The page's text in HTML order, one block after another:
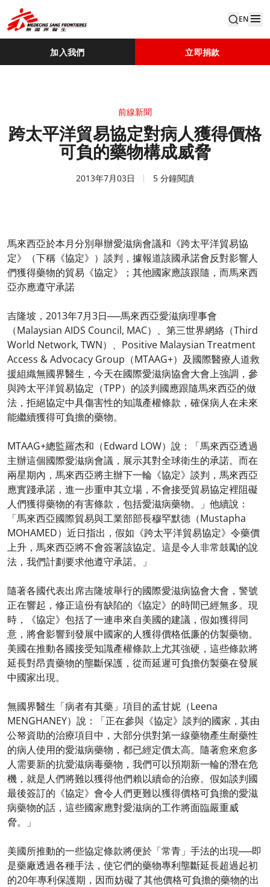
EN
加入我們 立即捐款
前線新聞
跨太平洋貿易協定對病人獲得價格
可負的藥物構成威脅
2013年7月03日 5 分鐘閱讀
馬來西亞於本月分別舉辦愛滋病會議和《跨太平洋貿易協
定》（下稱《協定》）談判，據報道該國承諾會反對影響人
們獲得藥物的貿易《協定》；其他國家應該跟隨，而馬來西
亞亦應遵守承諾
吉隆坡，2013年7月3日──馬來西亞愛滋病理事會
（Malaysian AIDS Council, MAC）、第三世界網絡（Third
World Network, TWN）、Positive Malaysian Treatment
Access & Advocacy Group（MTAAG+）及國際醫療人道救
援組織無國界醫生，今天在國際愛滋病協會大會上強調，參
與跨太平洋貿易協定（TPP）的談判國應跟隨馬來西亞的做
法，拒絕協定中具傷害性的知識產權條款，確保病人在未來
能繼續獲得可負擔的藥物。
MTAAG+總監羅杰和（Edward LOW）說：「馬來西亞透過
主辦這個國際愛滋病會議，展示其對全球衛生的承諾。而在
兩星期內，馬來西亞將主辦下一輪《協定》談判，馬來西亞
應實踐承諾，進一步重申其立場，不會接受貿易協定裡阻礙
人們獲得藥物的有害條款，包括愛滋病藥物。」他續說：
「馬來西亞國際貿易與工業部部長穆罕默德（Mustapha
MOHAMED）近日指出，假如《跨太平洋貿易協定》令藥價
上升，馬來西亞將不會簽署該協定。這是令人非常鼓勵的說
法，我們計劃要求他遵守承諾。」
隨著各國代表出席吉隆坡舉行的國際愛滋病協會大會，警號
正在響起，修正這份有缺陷的《協定》的時間已經無多。現
時，《協定》包括了一連串來自美國的建議，假如獲得同
意，將會影響到發展中國家的人獲得價格低廉的仿製藥物。
美國在推動各國接受知識產權條款上尤其強硬，這些條款將
延長對昂貴藥物的壟斷保護，從而延遲可負擔仿製藥在發展
中國家出現。
無國界醫生「病者有其藥」項目的孟甘妮（Leena
MENGHANEY）說：「正在參與《協定》談判的國家，其由
公帑資助的治療項目中，大部分供對第一線藥物產生耐藥性
的病人使用的愛滋病藥物，都已經定價太高。隨著愈來愈多
人需要新的抗愛滋病毒藥物，我們可以預期新一輪的潛在危
機，就是人們將難以獲得他們賴以續命的治療。假如談判國
最後簽訂的《協定》會令人們更難以獲得價格可負擔的愛滋
病藥物的話，這些國家應對愛滋病的工作將面臨嚴重威
脅。」
美國所推動的一些協定條款將便於「常青」手法的出現──即
是藥廠透過各種手法，使它們的藥物專利壟斷延長超過起初
的20年專利保護期，因而妨礙了其他價格可負擔的藥物的出